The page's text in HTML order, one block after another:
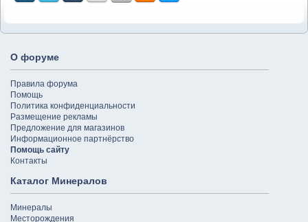
О форуме
Правила форума
Помощь
Политика конфиденциальности
Размещение рекламы
Предложение для магазинов
Информационное партнёрство
Помощь сайту
Контакты
Каталог Минералов
Минералы
Месторождения